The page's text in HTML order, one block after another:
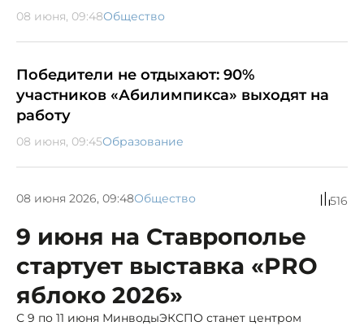
08 июня, 09:48Общество
Победители не отдыхают: 90%
участников «Абилимпикса» выходят на
работу
08 июня, 09:45Образование
08 июня 2026, 09:48Общество 516
9 июня на Ставрополье
стартует выставка «PRO
яблоко 2026»
С 9 по 11 июня МинводыЭКСПО станет центром